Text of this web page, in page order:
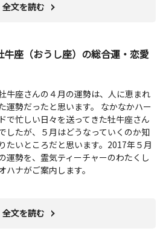
全文を読む
牛座（おうし座）の総合運・恋愛
牛座さんの４月の運勢は、人に恵まれ
運勢だったと思います。 なかなかハー
ドで忙しい日々を送ってきた牡牛座さん
したが、５月はどうなっていくのか知
りたいところだと思います。2017年５月
運勢を、霊気ティーチャーのわたくし
ハナがご案内します。
全文を読む